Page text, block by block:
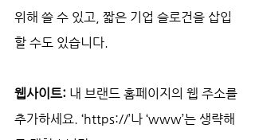
위해 쓸 수 있고, 짧은 기업 슬로건을 삽입
할 수도 있습니다.
웹사이트: 내 브랜드 홈페이지의 웹 주소를
추가하세요. ‘https://’나 ‘www’는 생략해